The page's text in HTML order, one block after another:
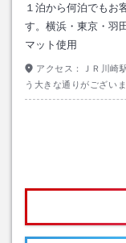
１泊から何泊でもお
す。横浜・東京・羽
マット使用
アクセス：
ＪＲ川崎
う大きな通りがござい
な交差点「第１京浜」